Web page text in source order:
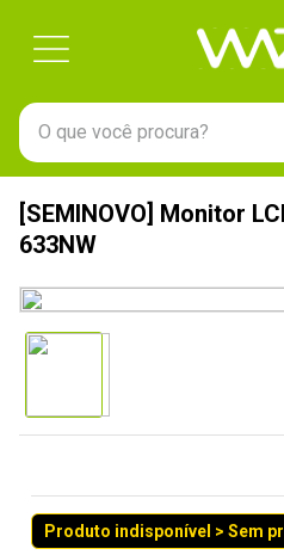
O que você procura?
[SEMINOVO] Monitor
633NW
Produto indisponível > Sem
1º
3º
6º
8º